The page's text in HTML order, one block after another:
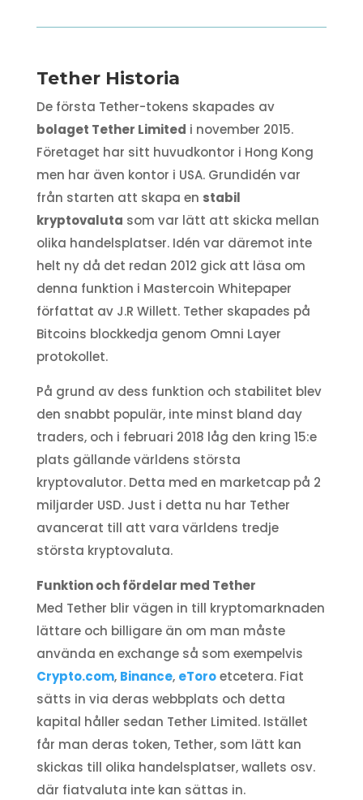
Tether Historia
De första Tether-tokens skapades av
bolaget Tether Limited i november 2015.
Företaget har sitt huvudkontor i Hong Kong
men har även kontor i USA. Grundidén var
från starten att skapa en stabil
kryptovaluta som var lätt att skicka mellan
olika handelsplatser. Idén var däremot inte
helt ny då det redan 2012 gick att läsa om
denna funktion i Mastercoin Whitepaper
författat av J.R Willett. Tether skapades på
Bitcoins blockkedja genom Omni Layer
protokollet.
På grund av dess funktion och stabilitet blev
den snabbt populär, inte minst bland day
traders, och i februari 2018 låg den kring 15:e
plats gällande världens största
kryptovalutor. Detta med en marketcap på 2
miljarder USD. Just i detta nu har Tether
avancerat till att vara världens tredje
största kryptovaluta.
Funktion och fördelar med Tether
Med Tether blir vägen in till kryptomarknaden
lättare och billigare än om man måste
använda en exchange så som exempelvis
Crypto.com, Binance, eToroetcetera. Fiat
sätts in via deras webbplats och detta
kapital håller sedan Tether Limited. Istället
får man deras token, Tether, som lätt kan
skickas till olika handelsplatser, wallets osv.
där fiatvaluta inte kan sättas in.